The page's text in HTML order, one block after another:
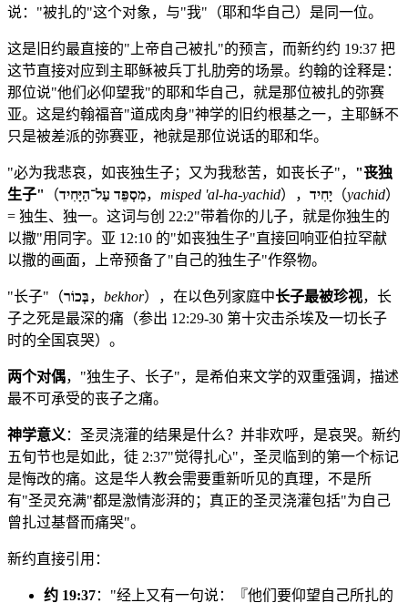
说："被扎的"这个对象，与"我"（耶和华自己）是同一位。
这是旧约最直接的"上帝自己被扎"的预言，而新约约 19:37 把
这节直接对应到主耶稣被兵丁扎肋旁的场景。约翰的诠释是：
那位说"他们必仰望我"的耶和华自己，就是那位被扎的弥赛
亚。这是约翰福音"道成肉身"神学的旧约根基之一，主耶稣不
只是被差派的弥赛亚，祂就是那位说话的耶和华。
"必为我悲哀，如丧独生子；又为我愁苦，如丧长子"， "丧独
生子"
（מִסְפֵּד עַל־הַיָּחִיד， misped 'al-ha-yachid）， יָחִיד （yachid）
= 独生、独一。这词与创 22:2"带着你的儿子，就是你独生的
以撒"用同字。亚 12:10 的"如丧独生子"直接回响亚伯拉罕献
以撒的画面，上帝预备了"自己的独生子"作祭物。
"长子"（בְּכוֹר， bekhor），在以色列家庭中长子最被珍视，长
子之死是最深的痛（参出 12:29-30 第十灾击杀埃及一切长子
时的全国哀哭）。
两个对偶，"独生子、长子"，是希伯来文学的双重强调，描述
最不可承受的丧子之痛。
神学意义：圣灵浇灌的结果是什么？并非欢呼，是哀哭。新约
五旬节也是如此，徒 2:37"觉得扎心"，圣灵临到的第一个标记
是悔改的痛。这是华人教会需要重新听见的真理，不是所
有"圣灵充满"都是激情澎湃的；真正的圣灵浇灌包括"为自己
曾扎过基督而痛哭"。
新约直接引用：
约 19:37："经上又有一句说：『他们要仰望自己所扎的